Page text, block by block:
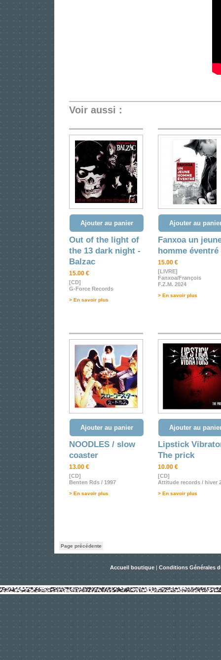
Voir aussi :
Ajouter au panier
Out of the light of
the 13 dark night -
Balzac
15.00 €
[CD]
G-Force Records
> En savoir plus
Ajouter au
Fanxoa un
homme éventré
15.00 €
[LIVRE]
Fanxoa/François
F.Z.M. 2024
> En savoir plus
Ajouter au panier
NOODLES / slow
coaster
13.00 €
[CD]
Benten Rds / 1997
> En savoir plus
Ajouter au
Lipstick
The prick
10.00 €
[CD]
Attitude records / hiver
> En savoir plus
Page précédente
Accueil boutique | Conditions Générales